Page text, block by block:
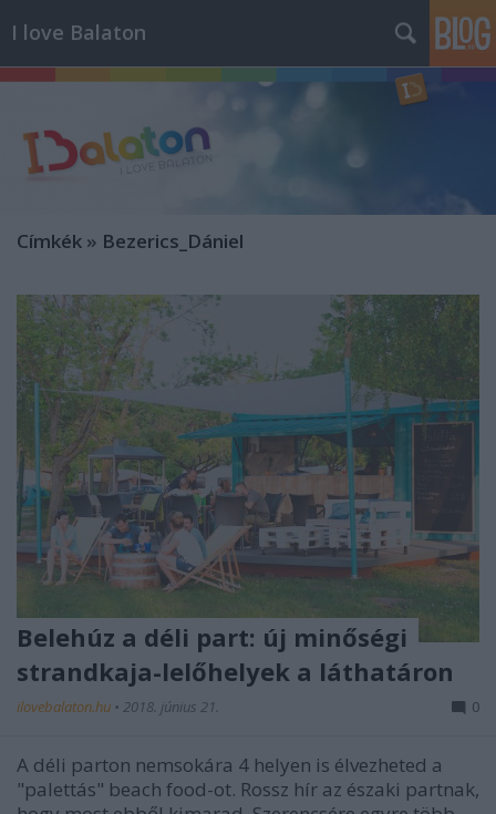
I love Balaton
Címkék » Bezerics_Dániel
Belehúz a déli part: új minőségi
strandkaja-lelőhelyek a láthatáron
ilovebalaton.hu • 2018. június 21. 0
A déli parton nemsokára 4 helyen is élvezheted a
"palettás" beach food-ot. Rossz hír az északi partnak,